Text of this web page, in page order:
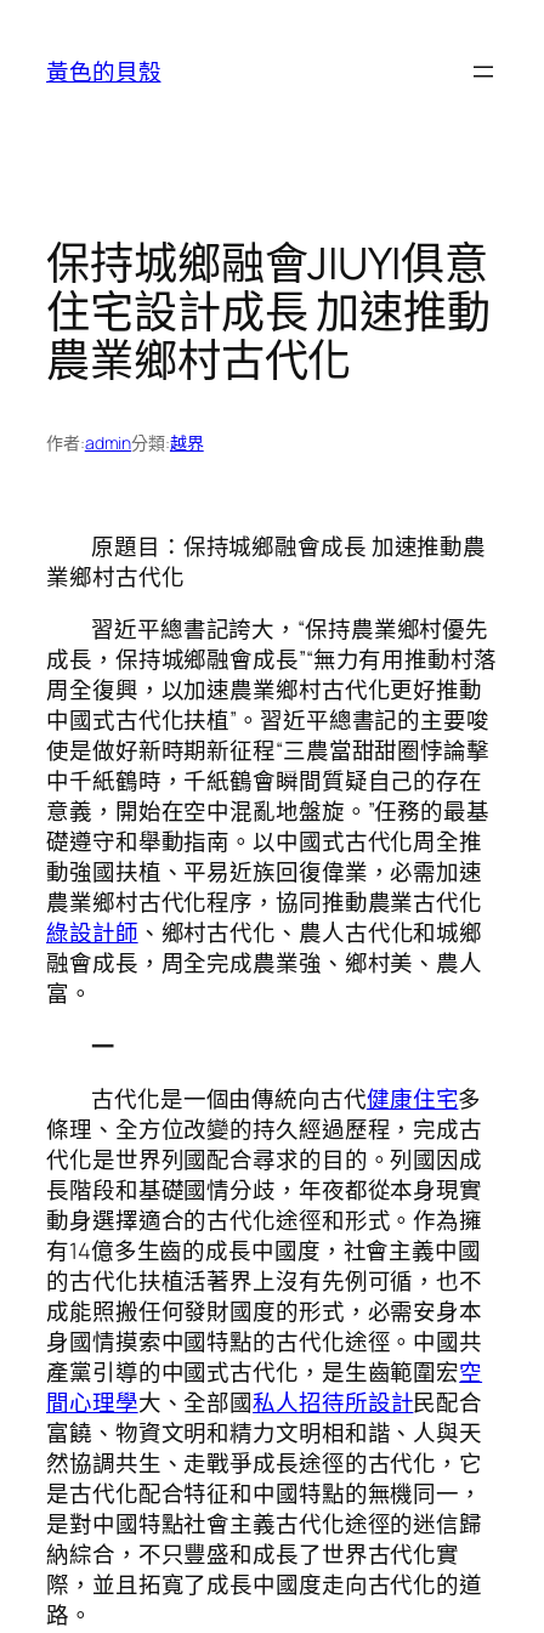
黃色的貝殼
保持城鄉融會JIUYI俱意
住宅設計成長 加速推動
農業鄉村古代化
作者:admin分類:越界
原題目：保持城鄉融會成長 加速推動農
業鄉村古代化
習近平總書記誇大，“保持農業鄉村優先
成長，保持城鄉融會成長”“無力有用推動村落
周全復興，以加速農業鄉村古代化更好推動
中國式古代化扶植”。習近平總書記的主要唆
使是做好新時期新征程“三農當甜甜圈悖論擊
中千紙鶴時，千紙鶴會瞬間質疑自己的存在
意義，開始在空中混亂地盤旋。”任務的最基
礎遵守和舉動指南。以中國式古代化周全推
動強國扶植、平易近族回復偉業，必需加速
農業鄉村古代化程序，協同推動農業古代化
綠設計師 、鄉村古代化、農人古代化和城鄉
融會成長，周全完成農業強、鄉村美、農人
富。
一
古代化是一個由傳統向古代健康住宅多
條理、全方位改變的持久經過歷程，完成古
代化是世界列國配合尋求的目的。列國因成
長階段和基礎國情分歧，年夜都從本身現實
動身選擇適合的古代化途徑和形式。作為擁
有14億多生齒的成長中國度，社會主義中國
的古代化扶植活著界上沒有先例可循，也不
成能照搬任何發財國度的形式，必需安身本
身國情摸索中國特點的古代化途徑。中國共
產黨引導的中國式古代化，是生齒範圍宏空
間心理學大、全部國私人招待所設計民配合
富饒、物資文明和精力文明相和諧、人與天
然協調共生、走戰爭成長途徑的古代化，它
是古代化配合特征和中國特點的無機同一，
是對中國特點社會主義古代化途徑的迷信歸
納綜合，不只豐盛和成長了世界古代化實
際，並且拓寬了成長中國度走向古代化的道
路。